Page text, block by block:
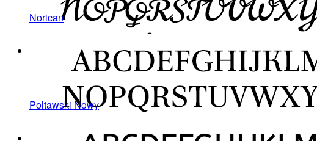
Norican
Poltawski Nowy